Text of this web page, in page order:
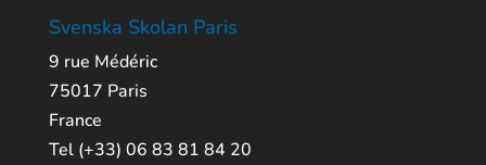
Svenska Skolan Paris
9 rue Médéric
75017 Paris
France
Tel (+33) 06 83 81 84 20